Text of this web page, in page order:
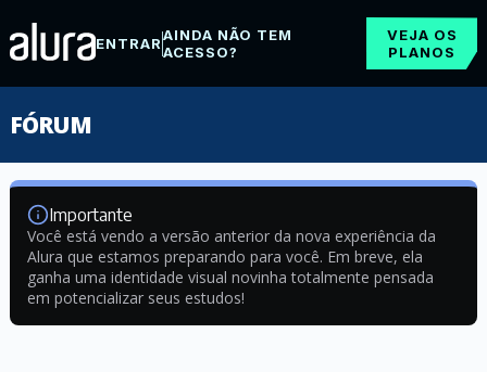
ENTRARAINDA NÃO TEM
ACESSO?
VEJA OS
PLANOS
FÓRUM
Importante
Você está vendo a versão anterior da nova experiência da
Alura que estamos preparando para você. Em breve, ela
ganha uma identidade visual novinha totalmente pensada
em potencializar seus estudos!